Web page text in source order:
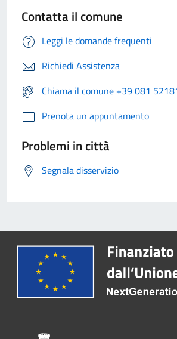
Contatta il comune
Leggi le domande frequenti
Richiedi Assistenza
Chiama il comune +39 081
Prenota un appuntamento
Problemi in città
Segnala disservizio